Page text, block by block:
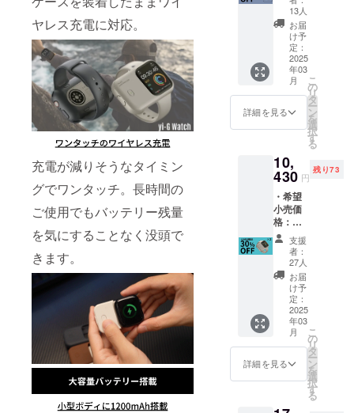
ヤレス充電に対応。
充電が減りそうなタイミン
グでワンタッチ。長時間の
ご使用でもバッテリー残量
を気にすることなく没頭で
きます。
レーブ
ラッ
ク、オ
フホワ
イトか
ら選択
くださ
い。 ※
サイズ
44/45/4
6mm、
49mm
から選
択くだ
さい。
※バンド
は付属
してお
りませ
ん。 ※
リター
ン価格
は送
料・消
みの価
格で
より
30%OF
F ※日本
語取扱
説明書
及び商
品到着
後1ヶ月
間の交
換保証
付き ・
型モバ
イル
バッテ
リー
「yi-G
Watch
」×1 ※
カラー
は、グ
レーブ
ラッ
ク、オ
フホワ
イトか
ら選択
くださ
い。 ※
13人
お届
け予
定：
2025
年03
月
詳細を見る
こ
の
リ
タ
ー
ン
を
選
択
す
る
10,
430 円
残り73
・希望
小売価
格：
14,900
円(税込)
より
30%OF
F ※日本
語取扱
説明書
及び商
品到着
後1ヶ月
間の交
換保証
付き ・
支援
者：
27人
お届
け予
定：
2025
年03
月
詳細を見る
こ
の
リ
タ
ー
ン
を
選
択
す
る